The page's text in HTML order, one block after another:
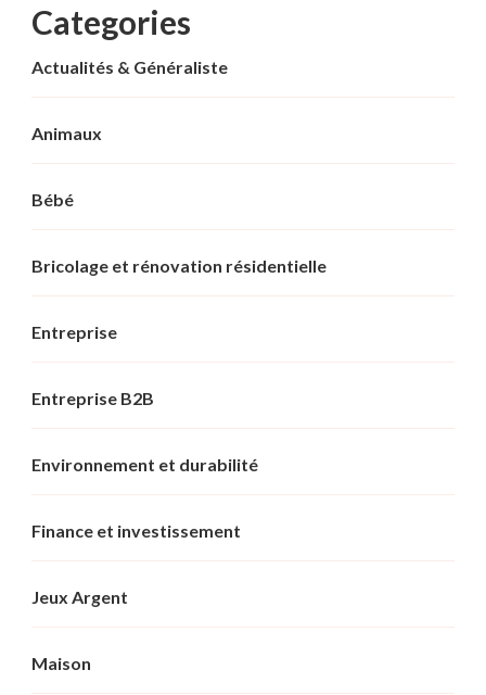
Categories
Actualités & Généraliste
Animaux
Bébé
Bricolage et rénovation résidentielle
Entreprise
Entreprise B2B
Environnement et durabilité
Finance et investissement
Jeux Argent
Maison